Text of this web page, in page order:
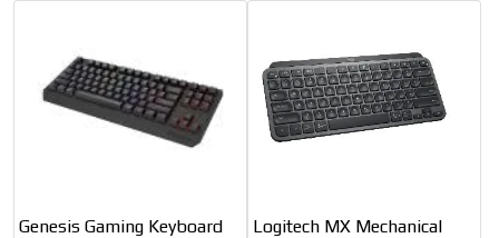
Genesis Gaming Keyboard
Logitech MX Mechanical